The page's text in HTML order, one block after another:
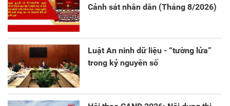
Cảnh sát nhân dân (Tháng 8/2026)
Luật An ninh dữ liệu - “tường lửa”
trong kỷ nguyên số